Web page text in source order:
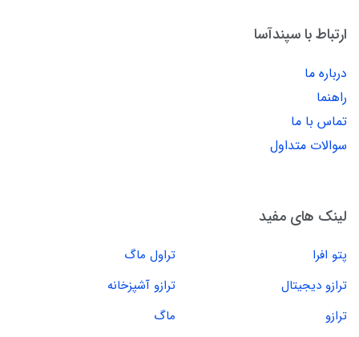
ارتباط با سپندآسا
درباره ما
راهنما
تماس با ما
سوالات متداول
لینک های مفید
پتو افرا
تراول ماگ
ترازو دیجیتال
ترازو آشپزخانه
ترازو
ماگ